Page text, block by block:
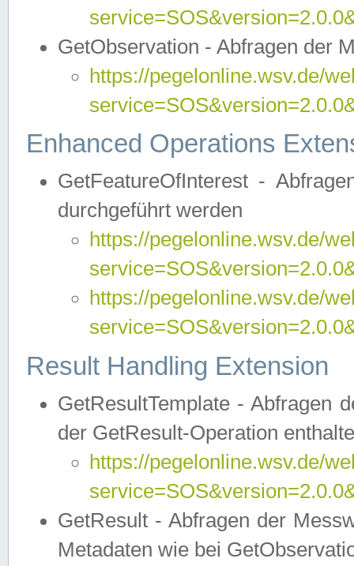
GetObservation - Abfragen der
https://pegelonline.wsv.de/
Enhanced Operations
GetFeatureOfInterest -
durchgeführt werden
https://pegelonline.wsv.de/
https://pegelonline.wsv.de/
Result Handling Extension
GetResultTemplate - Abfragen
der GetResult-Operation
https://pegelonline.wsv.de/
GetResult - Abfragen der
Metadaten wie bei